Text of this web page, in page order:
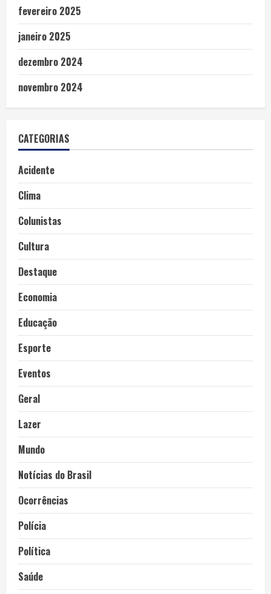
fevereiro 2025
janeiro 2025
dezembro 2024
novembro 2024
CATEGORIAS
Acidente
Clima
Colunistas
Cultura
Destaque
Economia
Educação
Esporte
Eventos
Geral
Lazer
Mundo
Notícias do Brasil
Ocorrências
Polícia
Política
Saúde